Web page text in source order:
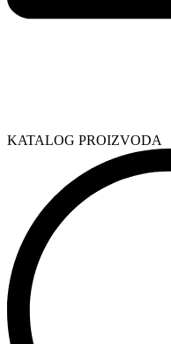
KATALOG PROIZVODA